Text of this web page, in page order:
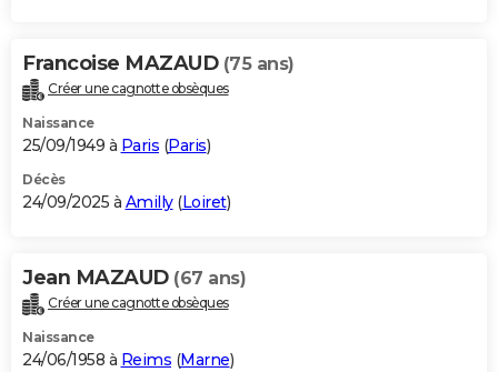
Francoise MAZAUD (75 ans)
Créer une cagnotte obsèques
Naissance
25/09/1949 à Paris (Paris)
Décès
24/09/2025 à Amilly(Loiret)
Jean MAZAUD (67 ans)
Créer une cagnotte obsèques
Naissance
24/06/1958 à Reims (Marne)